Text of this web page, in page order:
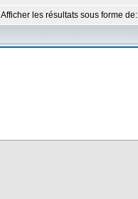
Afficher les résultats sous forme de: